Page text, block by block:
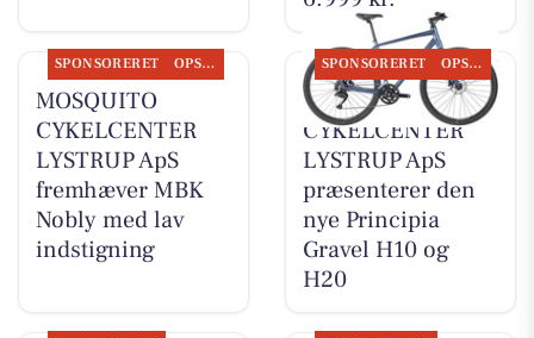
SPONSORERET OPSLAGSTAVLEN
MOSQUITO
CYKELCENTER
LYSTRUP ApS
fremhæver MBK
Nobly med lav
indstigning
SPONSORERET OPSLAGSTAVLEN
MOSQUITO
CYKELCENTER
LYSTRUP ApS
præsenterer den
nye Principia
Gravel H10 og
H20